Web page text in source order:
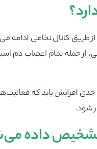
از طریق کانال نخاعی
جمله تمام اعصاب دم
افزایش یابد که
شود.
داده